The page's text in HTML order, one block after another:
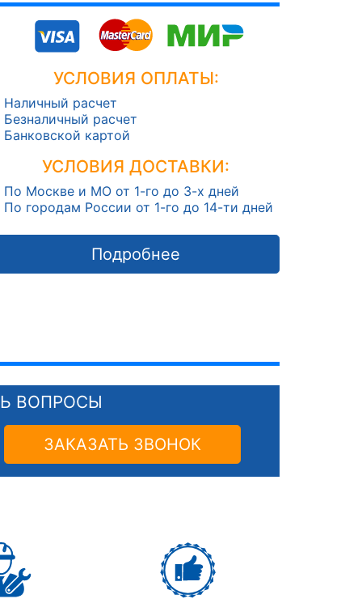
УСЛОВИЯ ОПЛАТЫ:
Наличный расчет
Безналичный расчет
Банковской картой
УСЛОВИЯ ДОСТАВКИ:
По Москве и МО от 1-го до 3-х дней
По городам России от 1-го до 14-ти дней
Подробнее
ВОПРОСЫ
ЗАКАЗАТЬ ЗВОНОК